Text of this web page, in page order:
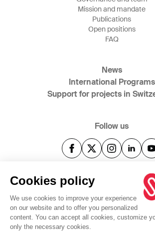
Mission and mandate
Publications
Open positions
FAQ
News
International Programs
Support for projects in
Follow us
@2025 Swiss Solidarity